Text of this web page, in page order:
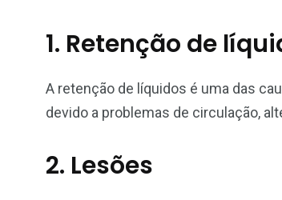
1. Retenção de
A retenção de líquidos é uma das
devido a problemas de circulação,
2. Lesões